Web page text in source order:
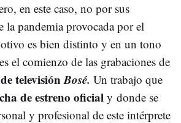
en este caso, no por sus
la pandemia provocada por el
es bien distinto y en un tono
el comienzo de las grabaciones de
televisiónBosé. Un trabajo que
de estreno oficial y donde se
y profesional de este intérprete